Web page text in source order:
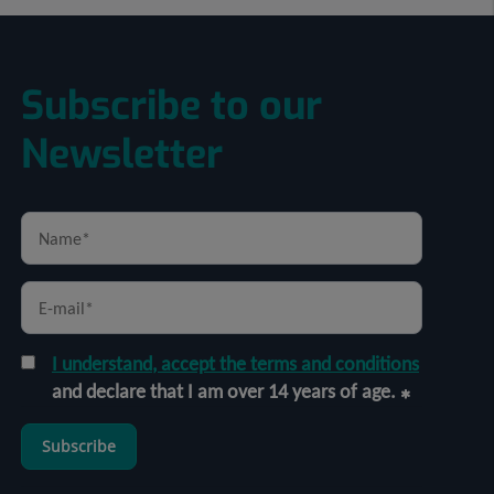
Subscribe to our
Newsletter
I understand, accept the terms and conditions
and declare that I am over 14 years of age.
Subscribe